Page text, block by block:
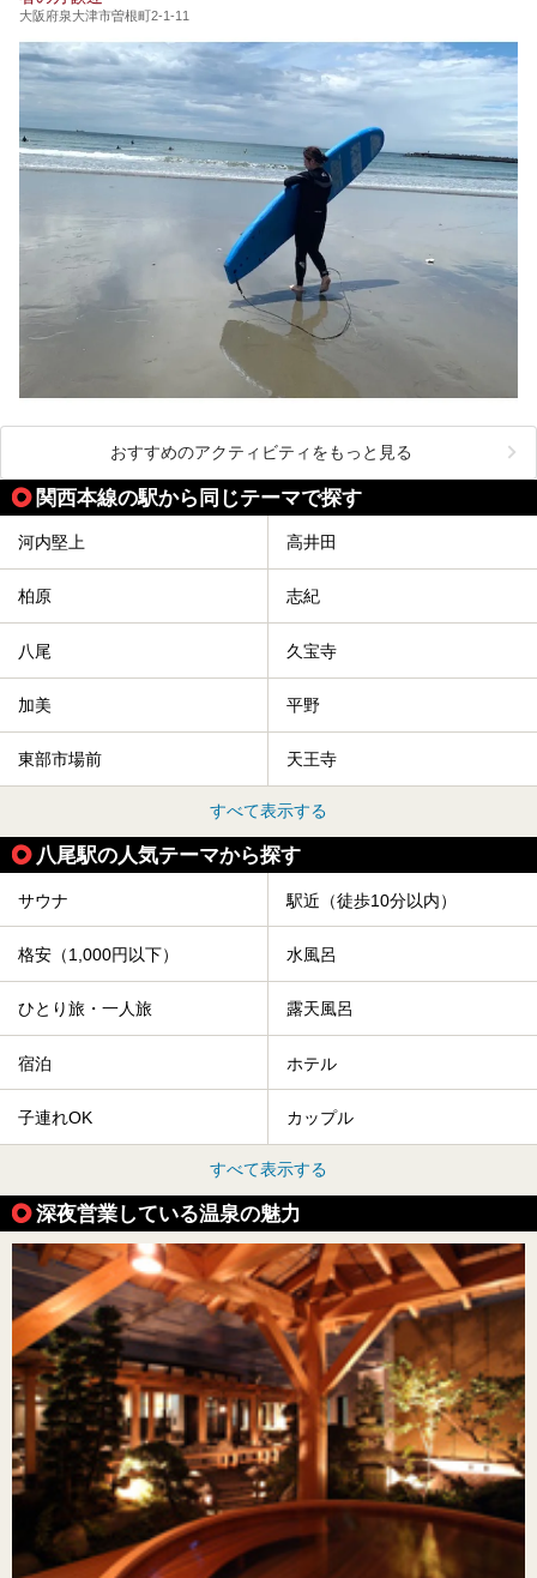
大阪府泉大津市曽根町2-1-11
おすすめのアクティビティをもっと見る
関西本線の駅から同じテーマで探す
河内堅上 高井田
柏原 志紀
八尾 久宝寺
加美 平野
東部市場前 天王寺
すべて表示する
八尾駅の人気テーマから探す
サウナ 駅近（徒歩10分以内）
格安（1,000円以下） 水風呂
ひとり旅・一人旅 露天風呂
宿泊 ホテル
子連れOK カップル
すべて表示する
深夜営業している温泉の魅力